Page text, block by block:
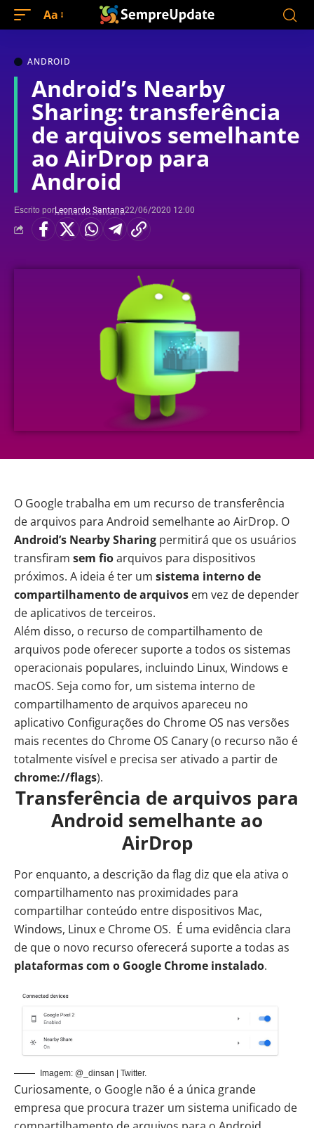
Aa
ANDROID
Android’s Nearby
Sharing: transferência
de arquivos semelhante
ao AirDrop para
Android
Escrito porLeonardo Santana22/06/2020 12:00
O Googletrabalha em um recurso de transferência
de arquivos para Android semelhante ao AirDrop. O
Android’s Nearby Sharing permitirá que os usuários
transfiram sem fioarquivos para dispositivos
próximos. A ideia é ter um sistema interno de
compartilhamento de arquivos em vez de depender
de aplicativos de terceiros.
Além disso, o recurso de compartilhamento de
arquivos pode oferecer suporte a todos os sistemas
operacionais populares, incluindo Linux, Windows e
macOS. Seja como for, um sistema interno de
compartilhamento de arquivos apareceu no
aplicativo Configurações do Chrome OS nas versões
mais recentes do Chrome OS Canary (o recurso não é
totalmente visível e precisa ser ativado a partir de
chrome://flags).
Transferência de arquivos para
Android semelhante ao
AirDrop
Por enquanto, a descrição da flag diz que ela ativa o
compartilhamento nas proximidades para
compartilhar conteúdo entre dispositivos Mac,
Windows, Linux e Chrome OS. É uma evidência clara
de que o novo recurso oferecerá suporte a todas as
plataformas com o Google Chrome instalado.
Imagem: @_dinsan | Twitter.
Curiosamente, o Google não é a única grande
empresa que procura trazer um sistema unificado de